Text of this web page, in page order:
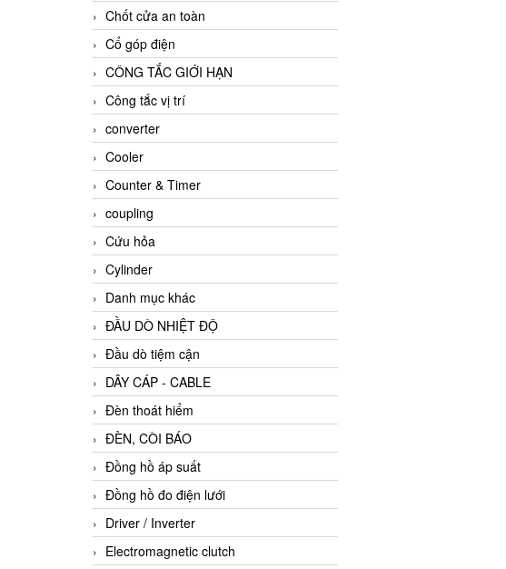
Chốt cửa an toàn
Cổ góp điện
CÔNG TẮC GIỚI HẠN
Công tắc vị trí
converter
Cooler
Counter & Timer
coupling
Cứu hỏa
Cylinder
Danh mục khác
ĐẦU DÒ NHIỆT ĐỘ
Đầu dò tiệm cận
DÂY CÁP - CABLE
Đèn thoát hiểm
ĐÈN, CÒI BÁO
Đồng hồ áp suất
Đồng hồ đo điện lưới
Driver / Inverter
Electromagnetic clutch